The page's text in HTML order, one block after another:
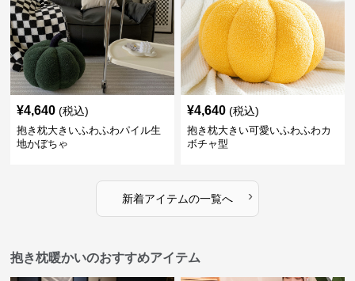
¥4,640 (税込)
抱き枕大きいふわふわパイル生
地かぼちゃ
¥4,640 (税込)
抱き枕大きい可愛いふわふわカ
ボチャ型
新着アイテムの一覧へ ›
抱き枕暖かいのおすすめアイテム